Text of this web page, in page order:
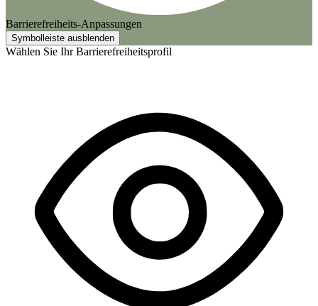
Barrierefreiheits-Anpassungen
Symbolleiste ausblenden
Wählen Sie Ihr Barrierefreiheitsprofil